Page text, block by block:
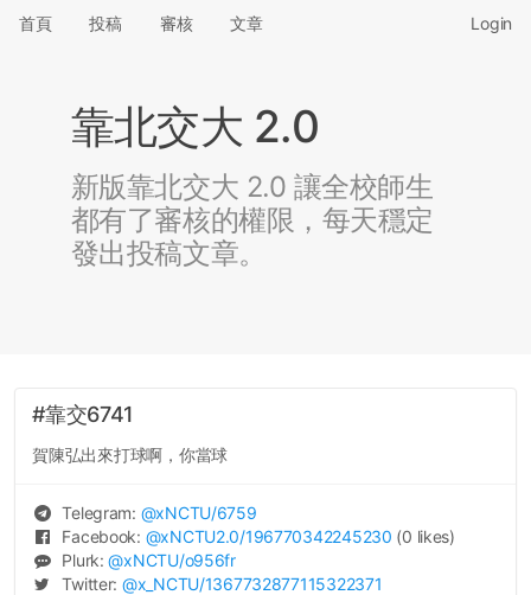
首頁 投稿 審核 文章 Login
靠北交大 2.0
新版靠北交大 2.0 讓全校師生
都有了審核的權限，每天穩定
發出投稿文章。
#靠交6741
賀陳弘出來打球啊，你當球
Telegram: @xNCTU/6759
Facebook: @xNCTU2.0/196770342245230 (0 likes)
Plurk:@xNCTU/o956fr
Twitter: @x_NCTU/1367732877115322371